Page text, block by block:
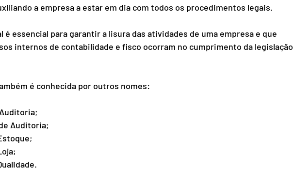
a empresa a estar em dia com todos os procedimentos legais.
é essencial para garantir a lisura das atividades de uma empresa e que
internos de contabilidade e fisco ocorram no cumprimento da legislação
é conhecida por outros nomes:
Auditoria;